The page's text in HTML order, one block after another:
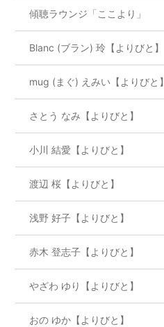
傾聴ラウンジ「ここより」
Blanc (ブラン) 玲【よりびと】
mug (まぐ) えみい【よりびと】
さとう なみ【よりびと】
小川 結愛【よりびと】
渡辺 桜【よりびと】
浅野 好子【よりびと】
赤木 登志子【よりびと】
やざわ ゆり【よりびと】
おの ゆか【よりびと】